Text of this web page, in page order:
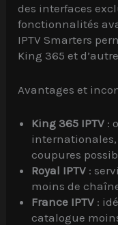
des interfaces
fonctionnalités
IPTV Smarters
King 365 et
Avantages et
King 365 IPTV :
coupures
Royal IPTV :
moins de
France IPTV :
catalogue